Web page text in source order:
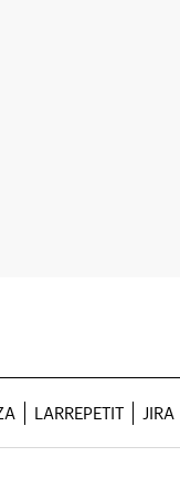
LARREPETIT JIRA